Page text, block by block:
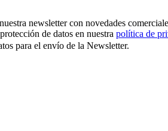
newsletter con novedades
de datos en nuestra política de
para el envío de la Newsletter.